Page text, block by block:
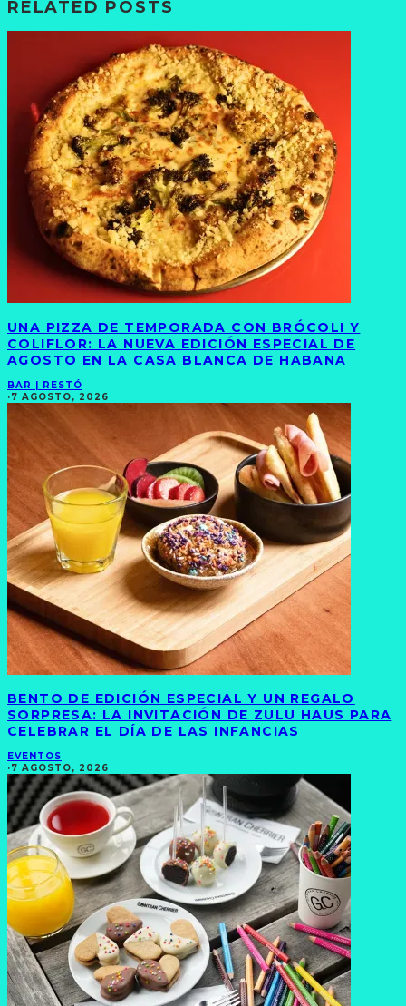
RELATED POSTS
UNA PIZZA DE TEMPORADA CON BRÓCOLI Y
COLIFLOR: LA NUEVA EDICIÓN ESPECIAL DE
AGOSTO EN LA CASA BLANCA DE HABANA
BAR | RESTÓ
·7 AGOSTO, 2026
BENTO DE EDICIÓN ESPECIAL Y UN REGALO
SORPRESA: LA INVITACIÓN DE ZULU HAUS PARA
CELEBRAR EL DÍA DE LAS INFANCIAS
EVENTOS
·7 AGOSTO, 2026